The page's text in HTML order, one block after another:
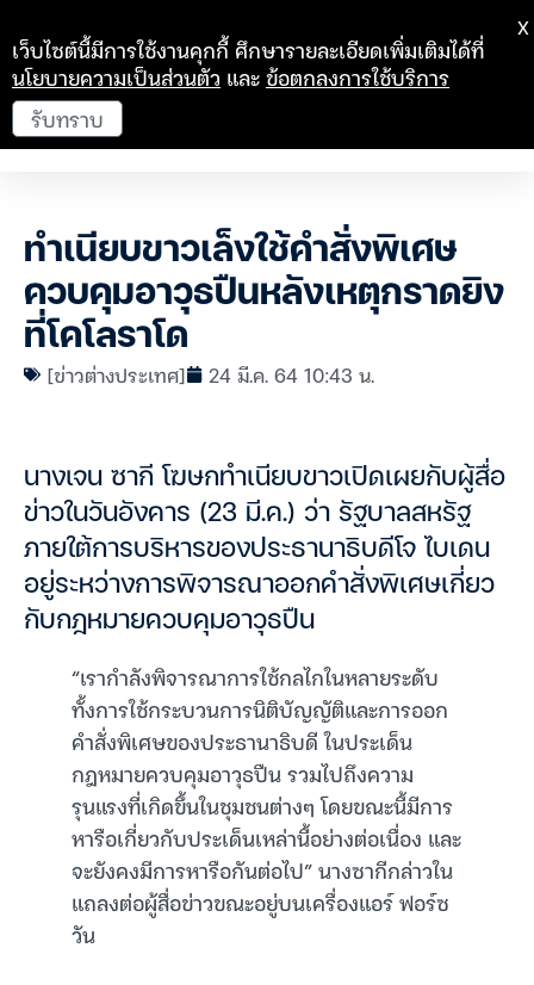
ทำเนียบขาวเล็งใช้คำสั่งพิเศษ
ควบคุมอาวุธปืนหลังเหตุกราดยิง
ที่โคโลราโด
[ข่าวต่างประเทศ] 24 มี.ค. 64 10:43 น.
นางเจน ซากี โฆษกทำเนียบขาวเปิดเผยกับผู้สื่อ
ข่าวในวันอังคาร (23 มี.ค.) ว่า รัฐบาลสหรัฐ
ภายใต้การบริหารของประธานาธิบดีโจ ไบเดน
อยู่ระหว่างการพิจารณาออกคำสั่งพิเศษเกี่ยว
กับกฎหมายควบคุมอาวุธปืน
“เรากำลังพิจารณาการใช้กลไกในหลายระดับ
ทั้งการใช้กระบวนการนิติบัญญัติและการออก
คำสั่งพิเศษของประธานาธิบดี ในประเด็น
กฎหมายควบคุมอาวุธปืน รวมไปถึงความ
รุนแรงที่เกิดขึ้นในชุมชนต่างๆ โดยขณะนี้มีการ
หารือเกี่ยวกับประเด็นเหล่านี้อย่างต่อเนื่อง และ
จะยังคงมีการหารือกันต่อไป” นางซากีกล่าวใน
แถลงต่อผู้สื่อข่าวขณะอยู่บนเครื่องแอร์ ฟอร์ซ
วัน
เว็บไซต์นี้มีการใช้งานคุกกี้ ศึกษารายละเอียดเพิ่มเติมได้ที่
นโยบายความเป็นส่วนตัว และข้อตกลงการใช้บริการ
รับทราบ
X